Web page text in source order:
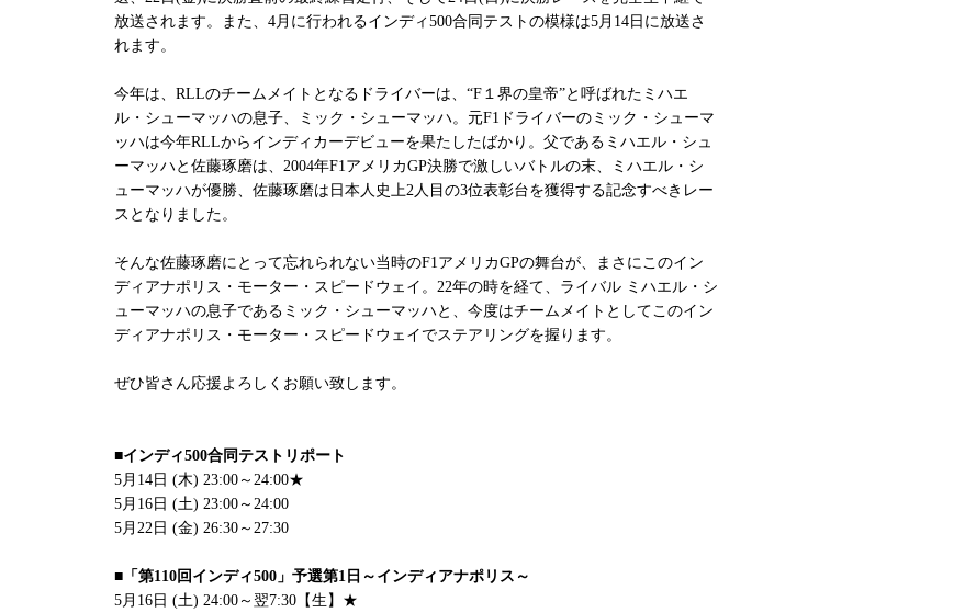
放送されます。また、4月に行われるインディ500合同テストの模様は5月14日に放送さ
れます。
今年は、RLLのチームメイトとなるドライバーは、“F１界の皇帝”と呼ばれたミハエ
ル・シューマッハの息子、ミック・シューマッハ。元F1ドライバーのミック・シューマ
ッハは今年RLLからインディカーデビューを果たしたばかり。父であるミハエル・シュ
ーマッハと佐藤琢磨は、2004年F1アメリカGP決勝で激しいバトルの末、ミハエル・シ
ューマッハが優勝、佐藤琢磨は日本人史上2人目の3位表彰台を獲得する記念すべきレー
スとなりました。
そんな佐藤琢磨にとって忘れられない当時のF1アメリカGPの舞台が、まさにこのイン
ディアナポリス・モーター・スピードウェイ。22年の時を経て、ライバル ミハエル・シ
ューマッハの息子であるミック・シューマッハと、今度はチームメイトとしてこのイン
ディアナポリス・モーター・スピードウェイでステアリングを握ります。
ぜひ皆さん応援よろしくお願い致します。
■インディ500合同テストリポート
5月14日 (木) 23:00～24:00★
5月16日 (土) 23:00～24:00
5月22日 (金) 26:30～27:30
■「第110回インディ500」予選第1日～インディアナポリス～
5月16日 (土) 24:00～翌7:30【生】★